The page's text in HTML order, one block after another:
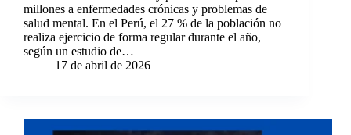
millones a enfermedades crónicas y problemas de
salud mental. En el Perú, el 27 % de la población no
realiza ejercicio de forma regular durante el año,
según un estudio de…
17 de abril de 2026